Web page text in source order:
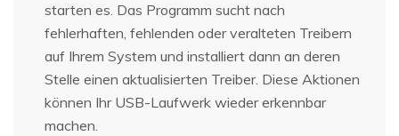
starten es. Das Programm sucht nach
fehlerhaften, fehlenden oder veralteten Treibern
auf Ihrem System und installiert dann an deren
Stelle einen aktualisierten Treiber. Diese Aktionen
können Ihr USB-Laufwerk wieder erkennbar
machen.